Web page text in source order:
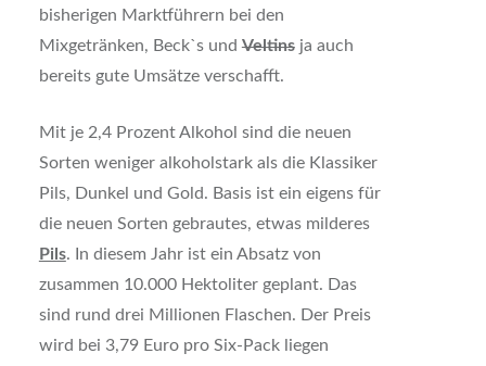
bisherigen Marktführern bei den
Mixgetränken, Beck`s undVeltinsja auch
bereits gute Umsätze verschafft.
Mit je 2,4 Prozent Alkohol sind die neuen
Sorten weniger alkoholstark als die Klassiker
Pils, Dunkel und Gold. Basis ist ein eigens für
die neuen Sorten gebrautes, etwas milderes
Pils. In diesem Jahr ist ein Absatz von
zusammen 10.000 Hektoliter geplant. Das
sind rund drei Millionen Flaschen. Der Preis
wird bei 3,79 Euro pro Six-Pack liegen